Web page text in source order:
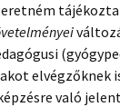
elvégzőknek
való